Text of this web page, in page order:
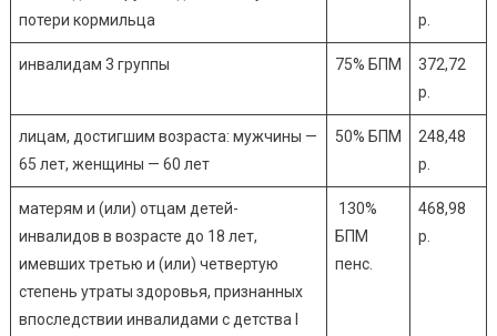
потери кормильца
р.
инвалидам 3 группы 75% БПМ
372,72
р.
лицам, достигшим возраста: мужчины —
65 лет, женщины — 60 лет
50% БПМ
248,48
р.
матерям и (или) отцам детей-
инвалидов в возрасте до 18 лет,
имевших третью и (или) четвертую
степень утраты здоровья, признанных
впоследствии инвалидами с детства I
130%
БПМ
пенс.
468,98
р.